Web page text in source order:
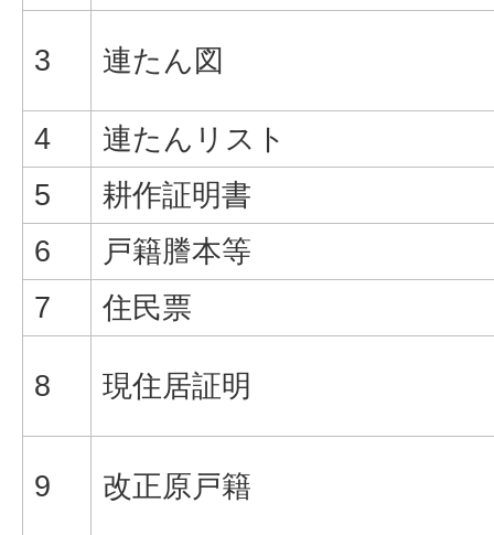
3 連たん図
4
連たんリスト
5
耕作証明書
6
戸籍謄本等
7
住民票
8 現住居証明
9 改正原戸籍